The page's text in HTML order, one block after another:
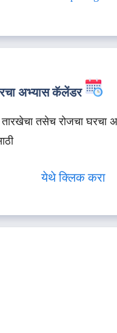
अभ्यास कॅलेंडर
तारखेचा तसेच रोजचा घरचा
येथे क्लिक करा